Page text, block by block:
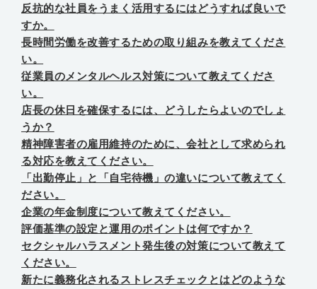
反抗的な社員をうまく活用するにはどうすれば良いで
すか。
長時間労働を改善するための取り組みを教えてくださ
い。
従業員のメンタルヘルス対策について教えてくださ
い。
店長の休日を確保するには、どうしたらよいのでしょ
うか？
精神障害者の雇用維持のために、会社として求められ
る対応を教えてください。
「出勤停止」と「自宅待機」の違いについて教えてく
ださい。
企業の年金制度について教えてください。
評価基準の設定と運用のポイントは何ですか？
セクシャルハラスメント発生後の対策について教えて
ください。
新たに義務化されるストレスチェックとはどのような